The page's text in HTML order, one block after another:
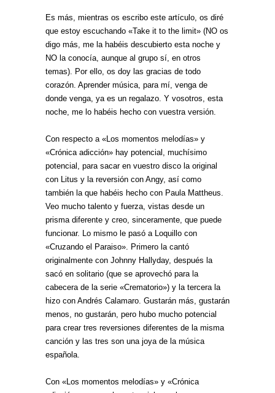
Es más, mientras os escribo este artículo, os diré
que estoy escuchando «Take it to the limit» (NO os
digo más, me la habéis descubierto esta noche y
NO la conocía, aunque al grupo sí, en otros
temas). Por ello, os doy las gracias de todo
corazón. Aprender música, para mí, venga de
donde venga, ya es un regalazo. Y vosotros, esta
noche, me lo habéis hecho con vuestra versión.
Con respecto a «Los momentos melodías» y
«Crónica adicción» hay potencial, muchísimo
potencial, para sacar en vuestro disco la original
con Litus y la reversión con Angy, así como
también la que habéis hecho con Paula Mattheus.
Veo mucho talento y fuerza, vistas desde un
prisma diferente y creo, sinceramente, que puede
funcionar. Lo mismo le pasó a Loquillo con
«Cruzando el Paraiso». Primero la cantó
originalmente con Johnny Hallyday, después la
sacó en solitario (que se aprovechó para la
cabecera de la serie «Crematorio») y la tercera la
hizo con Andrés Calamaro. Gustarán más, gustarán
menos, no gustarán, pero hubo mucho potencial
para crear tres reversiones diferentes de la misma
canción y las tres son una joya de la música
española.
Con «Los momentos melodías» y «Crónica